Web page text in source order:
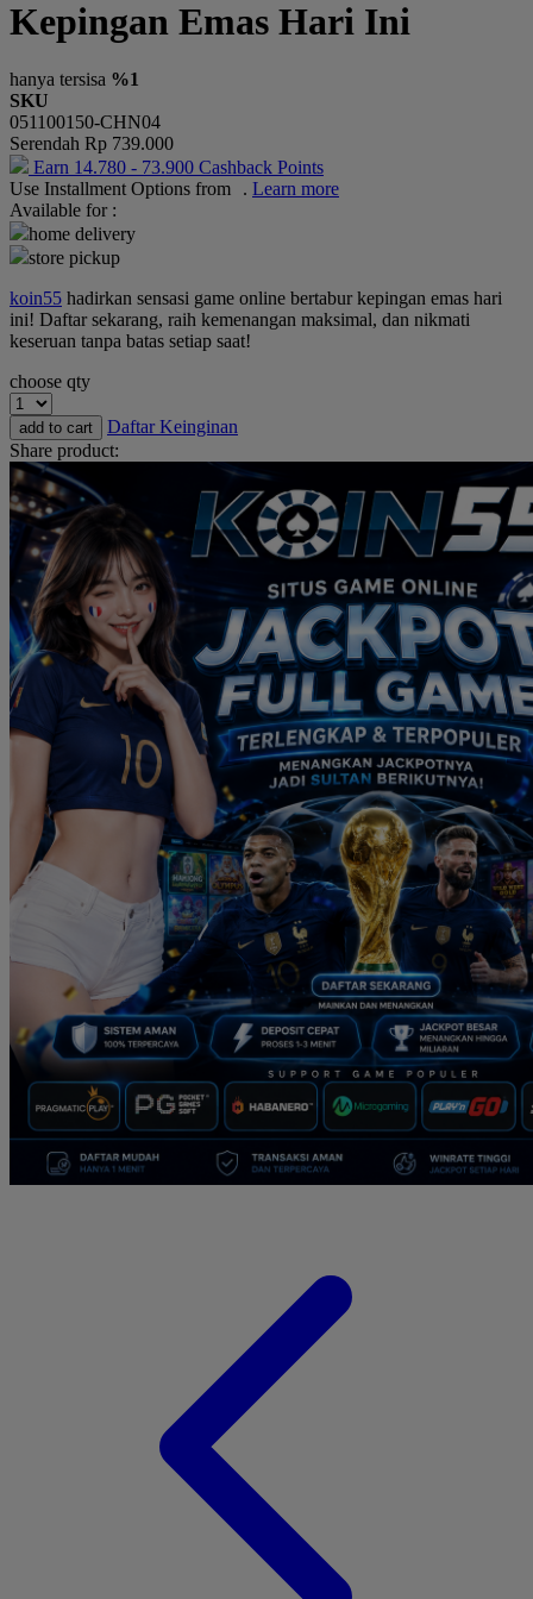
Okiedog
Paw Patrol
Peachy
Phanpy
Pigeon
Playgro
Puma
R
Real Shades
Red Castle
Ribbon Madness
S
Seribu Paras
Silver Cross
Skip Hop
Soohoo
Spectra
Squishmallows
Stick-O
Stokke
Sudocrem
Sumimo
Sunnylife
Tommee Tippee
Tutti Bambini
Twistshake
Kepingan Emas Hari Ini
hanya tersisa %1
SKU
051100150-CHN04
Serendah Rp 739.000
Earn 14.780 - 73.900 Cashback Points
Use Installment Options from
. Learn more
Available for :
home delivery
store pickup
koin55 hadirkan sensasi game online bertabur kepingan emas hari
ini! Daftar sekarang, raih kemenangan maksimal, dan nikmati
keseruan tanpa batas setiap saat!
choose qty
add to cart
Daftar Keinginan
Share product: